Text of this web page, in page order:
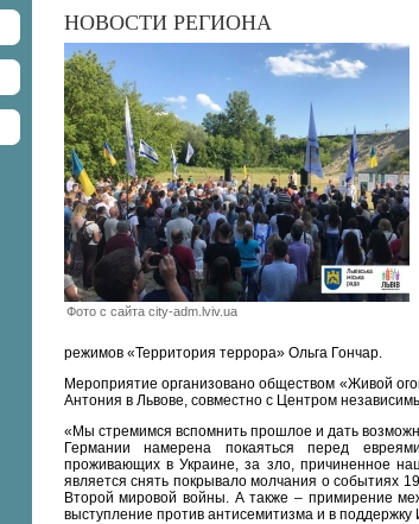
НОВОСТИ РЕГИОНА
Фото с сайта city-adm.lviv.ua
режимов «Территория террора» Ольга Гончар.
Мероприятие организовано обществом «Живой
Антония в Львове, совместно с Центром
«Мы стремимся вспомнить прошлое и дать
Германии намерена покаяться перед
проживающих в Украине, за зло, причиненное
является снять покрывало молчания о событиях
Второй мировой войны. А также – примирение
выступление против антисемитизма и в